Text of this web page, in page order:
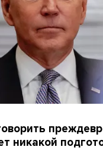
никакой